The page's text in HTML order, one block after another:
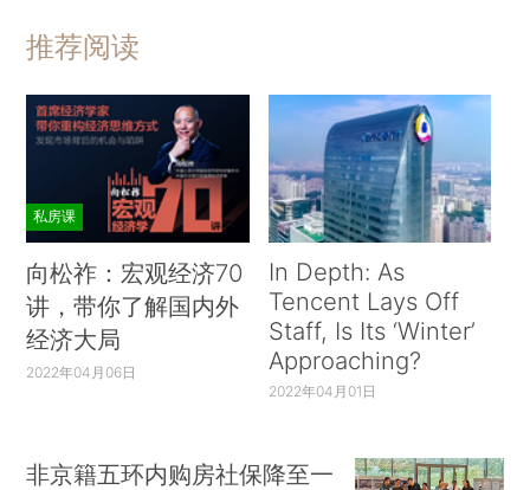
推荐阅读
私房课
向松祚：宏观经济70
讲，带你了解国内外
经济大局
2022年04月06日
In Depth: As
Tencent Lays Off
Staff, Is Its ‘Winter’
Approaching?
2022年04月01日
非京籍五环内购房社保降至一